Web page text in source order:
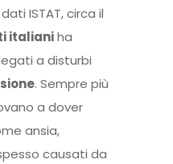
ISTAT, circa il
italianiha
a disturbi
. Sempre più
a dover
ansia,
causati da